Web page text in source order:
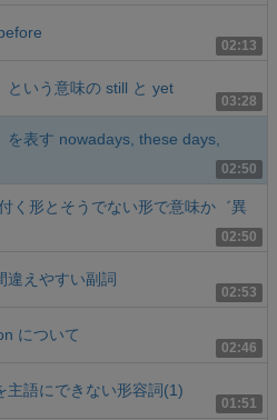
02:13
03:28
という意味の still と yet
02:50
表す nowadays, these days,
02:50
く形とそうでない形で意味か゛異
02:53
違えやすい副詞
02:46
について
01:51
主語にできない形容詞(1)